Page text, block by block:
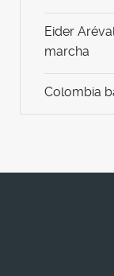
Eider
marcha
Colombia